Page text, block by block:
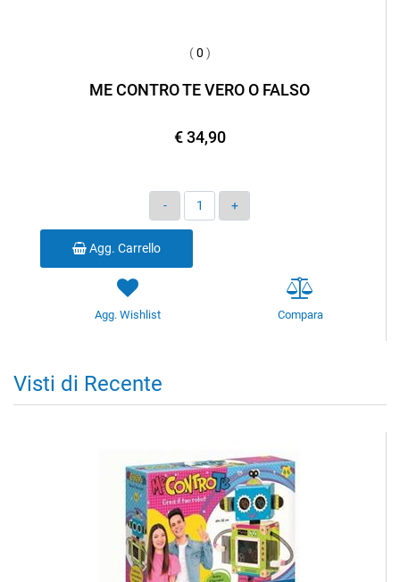
(0 )
ME CONTRO TE VERO O FALSO
€ 34,90
Quantità
Agg. Carrello
Agg. Wishlist Compara
Visti di Recente